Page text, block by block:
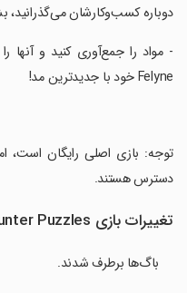
دوباره کسب‌وکارشان می‌گذرانید،
‏- مواد را جمع‌آوری کنید و آنها را
Felyne خود با جدیدترین مد!
‏توجه: بازی اصلی رایگان است،
دسترس هستند.
تغییرات بازی Monster Hunter Puzzles در نسخه جدید
باگ‌ها برطرف شدند.